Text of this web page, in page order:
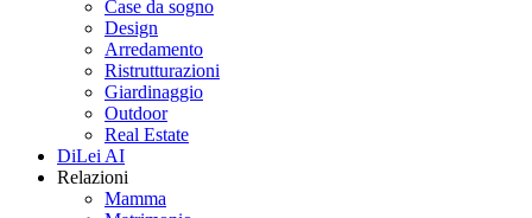
Case da sogno
Design
Arredamento
Ristrutturazioni
Giardinaggio
Outdoor
Real Estate
DiLei AI
Relazioni
Mamma